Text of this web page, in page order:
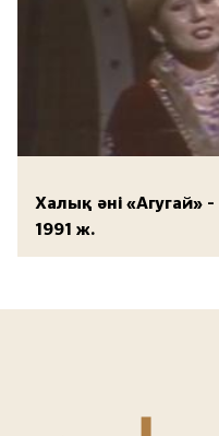
Халық әні «Агугай»
1991 ж.